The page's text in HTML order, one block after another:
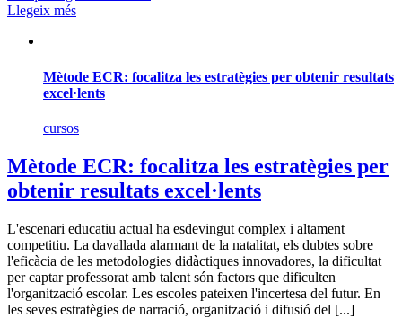
Llegeix més
Mètode ECR: focalitza les estratègies per obtenir resultats
excel·lents
cursos
Mètode ECR: focalitza les estratègies per
obtenir resultats excel·lents
L'escenari educatiu actual ha esdevingut complex i altament
competitiu. La davallada alarmant de la natalitat, els dubtes sobre
l'eficàcia de les metodologies didàctiques innovadores, la dificultat
per captar professorat amb talent són factors que dificulten
l'organització escolar. Les escoles pateixen l'incertesa del futur. En
les seves estratègies de narració, organització i difusió del [...]